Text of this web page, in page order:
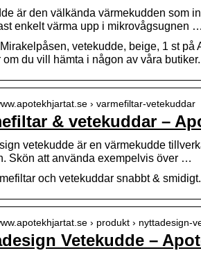
är den välkända värmekudden som
enkelt värma upp i mikrovågsugnen …
vetekudde, beige, 1 st på
du vill hämta i någon av våra butiker.
› varmefiltar-vetekuddar
& vetekuddar –
vetekudde är en värmekudde
Skön att använda exempelvis över …
och vetekuddar snabbt &
› produkt › nyttadesign-
Vetekudde –